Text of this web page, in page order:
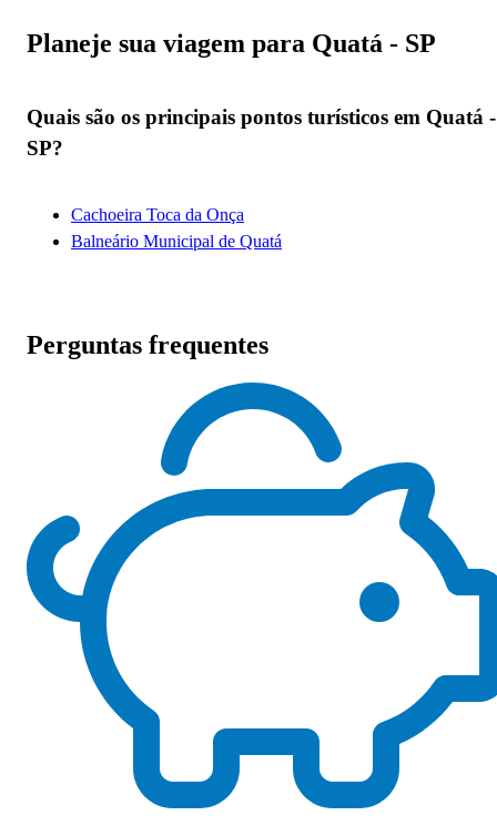
Planeje sua viagem para Quatá - SP
Quais são os principais pontos turísticos em Quatá -
SP?
Cachoeira Toca da Onça
Balneário Municipal de Quatá
Perguntas frequentes